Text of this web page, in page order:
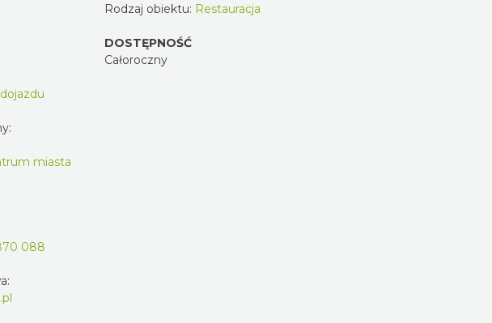
miasta
088
Rodzaj obiektu: Restauracja
DOSTĘPNOŚĆ
Całoroczny